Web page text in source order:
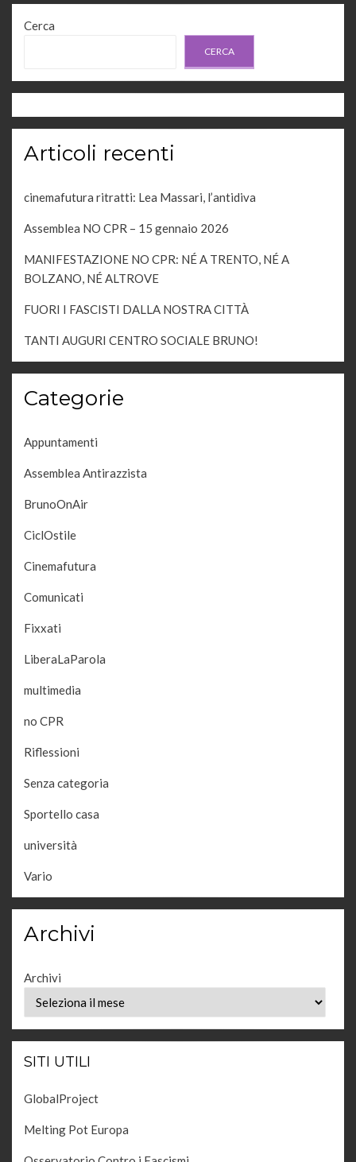
Cerca
CERCA
Articoli recenti
cinemafutura ritratti: Lea Massari, l’antidiva
Assemblea NO CPR – 15 gennaio 2026
MANIFESTAZIONE NO CPR: NÉ A TRENTO, NÉ A
BOLZANO, NÉ ALTROVE
FUORI I FASCISTI DALLA NOSTRA CITTÀ
TANTI AUGURI CENTRO SOCIALE BRUNO!
Categorie
Appuntamenti
Assemblea Antirazzista
BrunoOnAir
CiclOstile
Cinemafutura
Comunicati
Fixxati
LiberaLaParola
multimedia
no CPR
Riflessioni
Senza categoria
Sportello casa
università
Vario
Archivi
Archivi
SITI UTILI
GlobalProject
Melting Pot Europa